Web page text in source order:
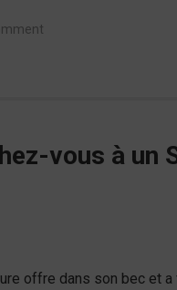
vous à un
offre dans son bec et